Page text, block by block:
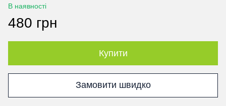
В наявності
480 грн
Купити
Замовити швидко